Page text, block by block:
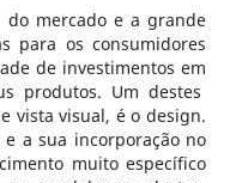
do mercado e a grande
para os consumidores
de investimentos em
produtos. Um destes
vista visual, é o design.
a sua incorporação no
muito específico